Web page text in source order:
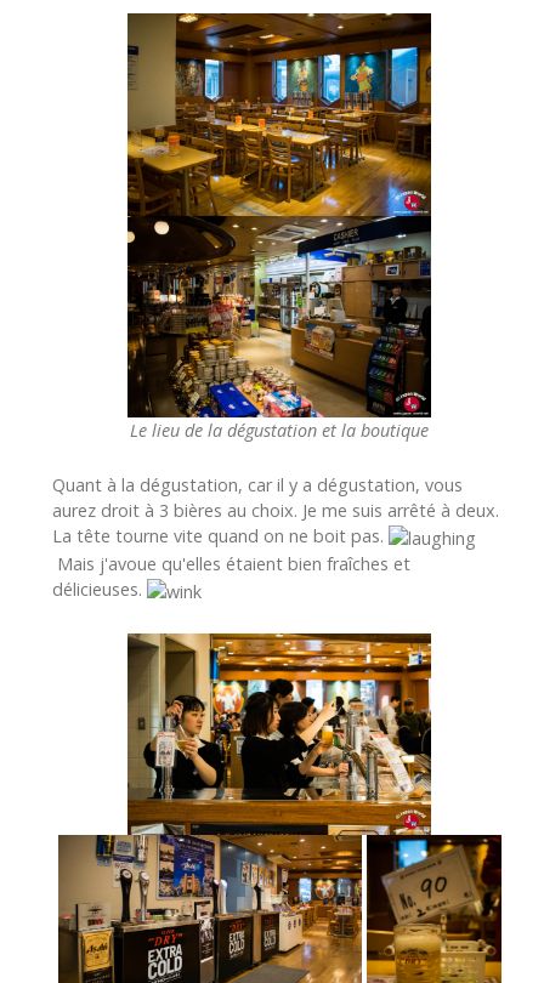
Le lieu de la dégustation et la boutique
Quant à la dégustation, car il y a dégustation, vous
aurez droit à 3 bières au choix. Je me suis arrêté à deux.
La tête tourne vite quand on ne boit pas.
Mais j'avoue qu'elles étaient bien fraîches et
délicieuses.